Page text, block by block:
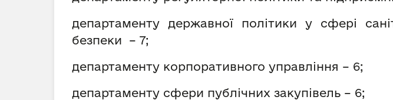
департаменту державної політики у сфері
безпеки – 7;
департаменту корпоративного управління – 6;
департаменту сфери публічних закупівель – 6;